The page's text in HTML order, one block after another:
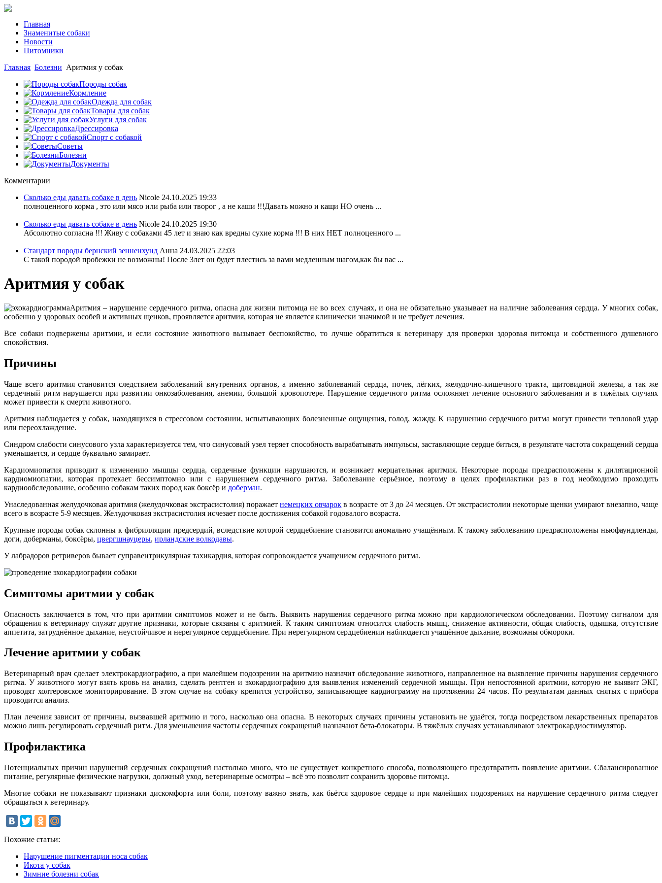
Главная
Знаменитые собаки
Новости
Питомники
Главная Болезни Аритмия у собак
Породы собак
Кормление
Одежда для собак
Товары для собак
Услуги для собак
Дрессировка
Спорт с собакой
Советы
Болезни
Документы
Комментарии
Сколько еды давать собаке в день Nicole 24.10.2025 19:33
полноценного корма , это или мясо или рыба или творог , а не каши !!!Давать можно и кащи НО очень ...
Сколько еды давать собаке в день Nicole 24.10.2025 19:30
Абсолютно согласна !!! Живу с собаками 45 лет и знаю как вредны сухие корма !!! В них НЕТ полноценного ...
Стандарт породы бернский зенненхунд Анна 24.03.2025 22:03
С такой породой пробежки не возможны! После 3лет он будет плестись за вами медленным шагом,как бы вас ...
Аритмия у собак
Аритмия – нарушение сердечного ритма, опасна для жизни питомца не во всех случаях, и она не обязательно указывает на наличие заболевания сердца. У многих собак,
особенно у здоровых особей и активных щенков, проявляется аритмия, которая не является клинически значимой и не требует лечения.
Все собаки подвержены аритмии, и если состояние животного вызывает беспокойство, то лучше обратиться к ветеринару для проверки здоровья питомца и собственного душевного
спокойствия.
Причины
Чаще всего аритмия становится следствием заболеваний внутренних органов, а именно заболеваний сердца, почек, лёгких, желудочно-кишечного тракта, щитовидной железы, а так же
сердечный ритм нарушается при развитии онкозаболевания, анемии, большой кровопотере. Нарушение сердечного ритма осложняет лечение основного заболевания и в тяжёлых случаях
может привести к смерти животного.
Аритмия наблюдается у собак, находящихся в стрессовом состоянии, испытывающих болезненные ощущения, голод, жажду. К нарушению сердечного ритма могут привести тепловой удар
или переохлаждение.
Синдром слабости синусового узла характеризуется тем, что синусовый узел теряет способность вырабатывать импульсы, заставляющие сердце биться, в результате частота сокращений сердца
уменьшается, и сердце буквально замирает.
Кардиомиопатия приводит к изменению мышцы сердца, сердечные функции нарушаются, и возникает мерцательная аритмия. Некоторые породы предрасположены к дилятационной
кардиомиопатии, которая протекает бессимптомно или с нарушением сердечного ритма. Заболевание серьёзное, поэтому в целях профилактики раз в год необходимо проходить
кардиообследование, особенно собакам таких пород как боксёр и доберман.
Унаследованная желудочковая аритмия (желудочковая экстрасистолия) поражаетнемецких овчарок в возрасте от 3 до 24 месяцев. От экстрасистолии некоторые щенки умирают внезапно, чаще
всего в возрасте 5-9 месяцев. Желудочковая экстрасистолия исчезает после достижения собакой годовалого возраста.
Крупные породы собак склонны к фибрилляции предсердий, вследствие которой сердцебиение становится аномально учащённым. К такому заболеванию предрасположены ньюфаундленды,
доги, доберманы, боксёры, цвергшнауцеры, ирландские волкодавы.
У лабрадоров ретриверов бывает суправентрикулярная тахикардия, которая сопровождается учащением сердечного ритма.
Симптомы аритмии у собак
Опасность заключается в том, что при аритмии симптомов может и не быть. Выявить нарушения сердечного ритма можно при кардиологическом обследовании. Поэтому сигналом для
обращения к ветеринару служат другие признаки, которые связаны с аритмией. К таким симптомам относится слабость мышц, снижение активности, общая слабость, одышка, отсутствие
аппетита, затруднённое дыхание, неустойчивое и нерегулярное сердцебиение. При нерегулярном сердцебиении наблюдается учащённое дыхание, возможны обмороки.
Лечение аритмии у собак
Ветеринарный врач сделает электрокардиографию, а при малейшем подозрении на аритмию назначит обследование животного, направленное на выявление причины нарушения сердечного
ритма. У животного могут взять кровь на анализ, сделать рентген и эхокардиографию для выявления изменений сердечной мышцы. При непостоянной аритмии, которую не выявит ЭКГ,
проводят холтеровское мониторирование. В этом случае на собаку крепится устройство, записывающее кардиограмму на протяжении 24 часов. По результатам данных снятых с прибора
проводится анализ.
План лечения зависит от причины, вызвавшей аритмию и того, насколько она опасна. В некоторых случаях причины установить не удаётся, тогда посредством лекарственных препаратов
можно лишь регулировать сердечный ритм. Для уменьшения частоты сердечных сокращений назначают бета-блокаторы. В тяжёлых случаях устанавливают электрокардиостимулятор.
Профилактика
Потенциальных причин нарушений сердечных сокращений настолько много, что не существует конкретного способа, позволяющего предотвратить появление аритмии. Сбалансированное
питание, регулярные физические нагрузки, должный уход, ветеринарные осмотры – всё это позволит сохранить здоровье питомца.
Многие собаки не показывают признаки дискомфорта или боли, поэтому важно знать, как бьётся здоровое сердце и при малейших подозрениях на нарушение сердечного ритма следует
обращаться к ветеринару.
Похожие статьи:
Нарушение пигментации носа собак
Икота у собак
Зимние болезни собак